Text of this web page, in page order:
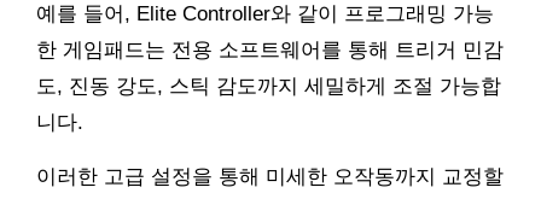
예를 들어, Elite Controller와 같이 프로그래밍 가능
한 게임패드는 전용 소프트웨어를 통해 트리거 민감
도, 진동 강도, 스틱 감도까지 세밀하게 조절 가능합
니다.
이러한 고급 설정을 통해 미세한 오작동까지 교정할